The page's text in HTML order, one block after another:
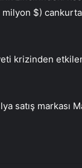
$)
krizinden
satış markası